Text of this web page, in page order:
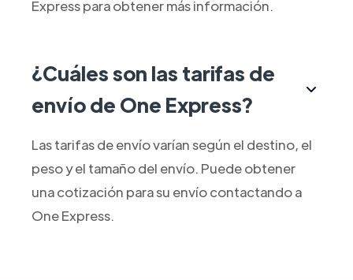
Express para obtener más información.
¿Cuáles son las tarifas de
envío de One Express?
Las tarifas de envío varían según el destino, el
peso y el tamaño del envío. Puede obtener
una cotización para su envío contactando a
One Express.